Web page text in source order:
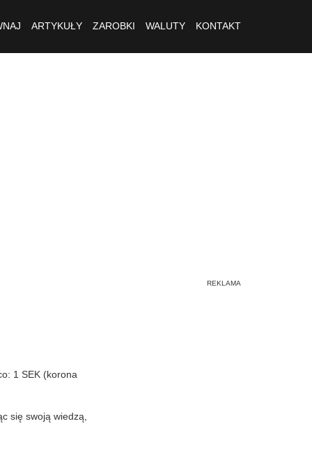
ARTYKUŁY ZAROBKI WALUTY KONTAKT
1 SEK (korona
się swoją wiedzą,